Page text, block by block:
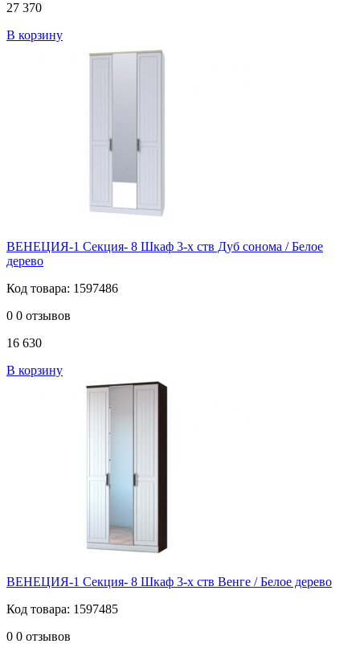
27 370
В корзину
ВЕНЕЦИЯ-1 Секция- 8 Шкаф 3-х ств Дуб сонома / Белое
дерево
Код товара: 1597486
0 0 отзывов
16 630
В корзину
ВЕНЕЦИЯ-1 Секция- 8 Шкаф 3-х ств Венге / Белое дерево
Код товара: 1597485
0 0 отзывов